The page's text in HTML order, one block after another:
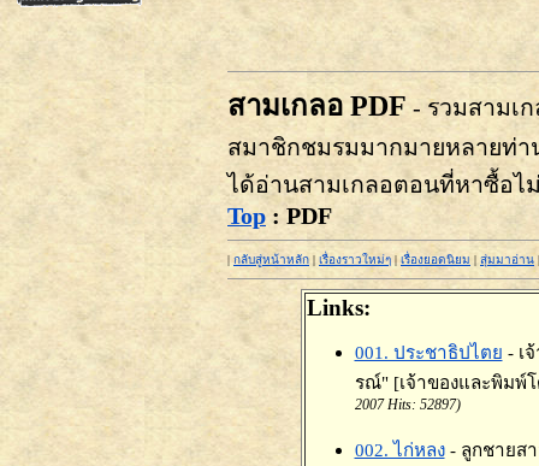
สามเกลอ PDF - รวมสามเ
สมาชิกชมรมมากมายหลายท่า
ได้อ่านสามเกลอตอนที่หาซื้อไ
Top : PDF
| กลับสู่หน้าหลัก | เรื่องราวใหม่ๆ | เรื่องยอดนิยม | สุ่มมาอ่าน
Links:
001. ประชาธิปไตย - เ
รณ์" [เจ้าของและพิมพ์โ
2007 Hits: 52897)
002. ไก่หลง - ลูกชายส